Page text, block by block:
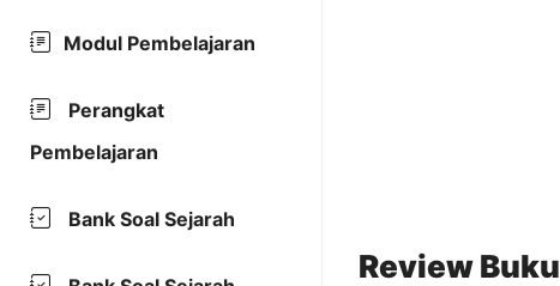
Review Buku
Modul Pembelajaran
Perangkat
Pembelajaran
Bank Soal Sejarah